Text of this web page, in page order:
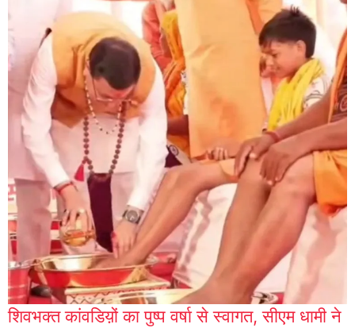
शिवभक्त कांवडिय़ों का पुष्प वर्षा से स्वागत, सीएम धामी ने